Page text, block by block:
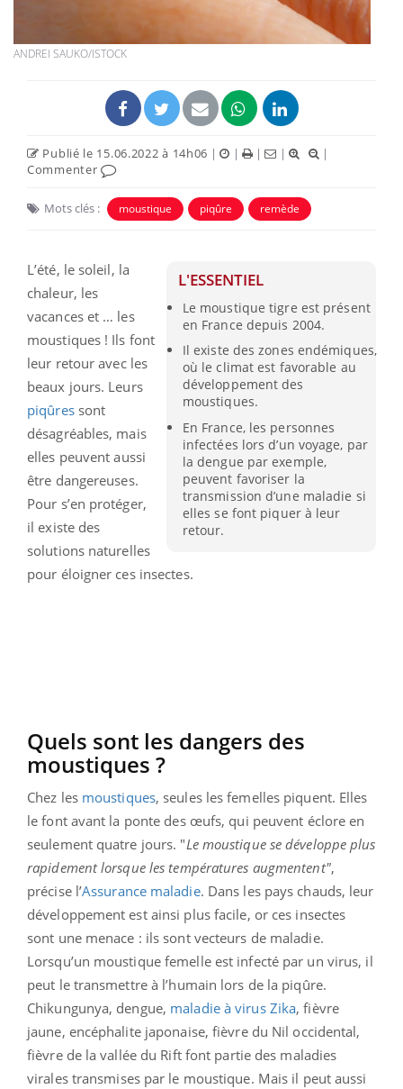
ANDREI SAUKO/ISTOCK
Publié le 15.06.2022 à 14h06 | | | |
|
Commenter
Mots clés : moustique piqûre remède
L'ESSENTIEL
Le moustique tigre est présent
en France depuis 2004.
Il existe des zones endémiques,
où le climat est favorable au
développement des
moustiques.
En France, les personnes
infectées lors d’un voyage, par
la dengue par exemple,
peuvent favoriser la
transmission d’une maladie si
elles se font piquer à leur
retour.
L’été, le soleil, la
chaleur, les
vacances et … les
moustiques ! Ils font
leur retour avec les
beaux jours. Leurs
piqûressont
désagréables, mais
elles peuvent aussi
être dangereuses.
Pour s’en protéger,
il existe des
solutions naturelles
pour éloigner ces insectes.
Quels sont les dangers des
moustiques ?
Chez les moustiques, seules les femelles piquent. Elles
le font avant la ponte des œufs, qui peuvent éclore en
seulement quatre jours. "Le moustique se développe plus
rapidement lorsque les températures augmentent",
précise l’Assurance maladie. Dans les pays chauds, leur
développement est ainsi plus facile, or ces insectes
sont une menace : ils sont vecteurs de maladie.
Lorsqu’un moustique femelle est infecté par un virus, il
peut le transmettre à l’humain lors de la piqûre.
Chikungunya, dengue, maladie à virus Zika, fièvre
jaune, encéphalite japonaise, fièvre du Nil occidental,
fièvre de la vallée du Rift font partie des maladies
virales transmises par le moustique. Mais il peut aussi